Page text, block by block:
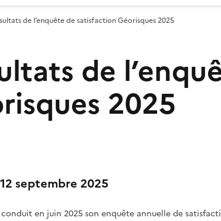
de l’enquête de satisfaction Géorisques 2025
de
2025
septembre 2025
conduit en juin 2025 son enquête annuelle de